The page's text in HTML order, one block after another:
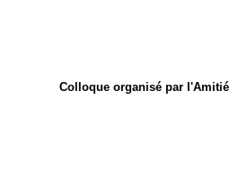
Colloque organisé par